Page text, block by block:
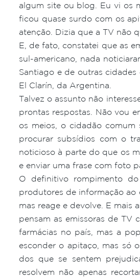
algum site ou blog. Eu vi os
ficou quase surdo com os
atenção. Dizia que a TV não
E, de fato, constatei que as
sul-americano, nada
Santiago e de outras
El Clarín, da Argentina.
Talvez o assunto não
prontas respostas. Não vou
os meios, o cidadão comum
procurar subsídios com o
noticioso à parte do que os
e enviar uma frase com foto
O definitivo rompimento
produtores de informação ao
mas reage e devolve. E mais
pensam as emissoras de TV
farmácias no país, mas a
esconder o apitaço, mas só
dos que se sentem
resolvem não apenas